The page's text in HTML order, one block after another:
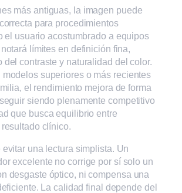
más antiguas, la imagen puede
para procedimientos
el usuario acostumbrado a equipos
límites en definición fina,
del contraste y naturalidad del color.
modelos superiores o más recientes
el rendimiento mejora de forma
siendo plenamente competitivo
que busca equilibrio entre
clínico.
una lectura simplista. Un
excelente no corrige por sí solo un
desgaste óptico, ni compensa una
La calidad final depende del